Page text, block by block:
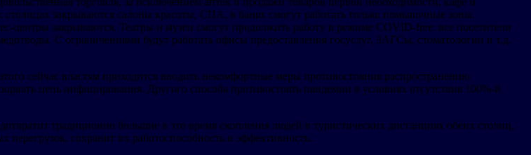
закрываются салоны красоты, СПА, в банях смогут работать только помывочные зоны.
закрываются. Театры и музеи смогут продолжить работу в режиме COVID-free: все посетители
С ограничениями будут работать офисы предоставления госуслуг, ЗАГСы, стоматологии и т.д.
сейчас властям приходится вводить некомфортные меры противостояния распространению
цепь инфицирования. Другого способа противостоять пандемии в условиях отсутствия 100%-й
традиционно большие в это время скопления людей в туристических дистанциях обеих столиц,
сохранит их работоспособность и эффективность.